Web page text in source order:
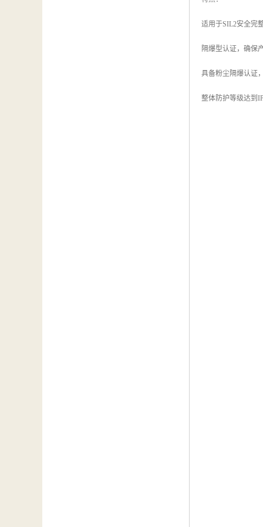
适用于SIL2安全完
隔爆型认证，确保
具备粉尘隔爆认证
整体防护等级达到